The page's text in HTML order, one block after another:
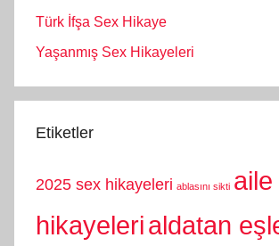
Türk İfşa Sex Hikaye
Yaşanmış Sex Hikayeleri
Etiketler
2025 sex hikayeleri ablasını sikti
hikayelerialdatan